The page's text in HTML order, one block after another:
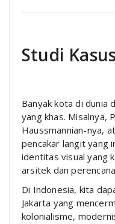
Studi
Banyak kota di dunia
yang khas. Misalnya,
Haussmannian-nya,
pencakar langit yang
identitas visual yang
arsitek dan
Di Indonesia, kita
Jakarta yang
kolonialisme,